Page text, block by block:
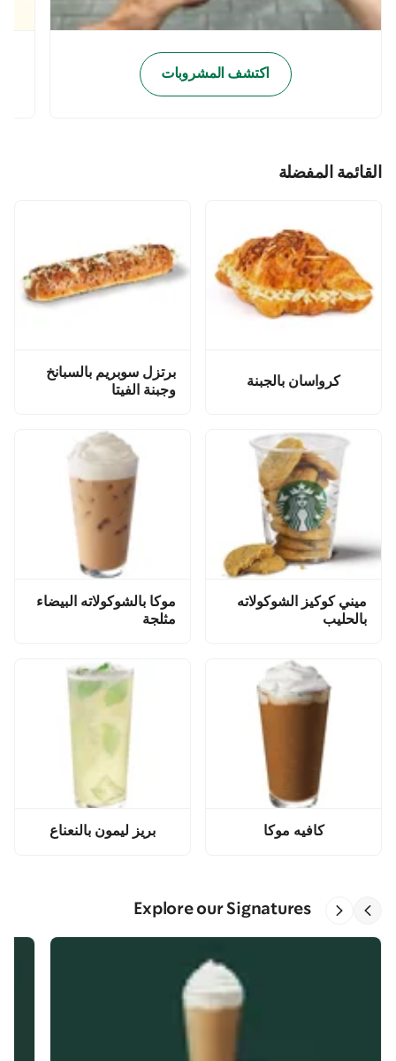
اكتشف المشروبات
القائمة المفضلة
كرواسان بالجبنة
برتزل سوبريم بالسبانخ
وجبنة الفيتا
ميني كوكيز الشوكولاته
بالحليب
موكا بالشوكولاته البيضاء
مثلجة
كافيه موكا بريز ليمون بالنعناع
Explore our Signatures